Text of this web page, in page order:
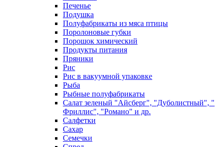
Печенье
Подушка
Полуфабрикаты из мяса птицы
Поролоновые губки
Порошок химический
Продукты питания
Пряники
Рис
Рис в вакуумной упаковке
Рыба
Рыбные полуфабрикаты
Салат зеленый "Айсберг", "Дуболистный", "
Фриллис", "Романо" и др.
Салфетки
Сахар
Семечки